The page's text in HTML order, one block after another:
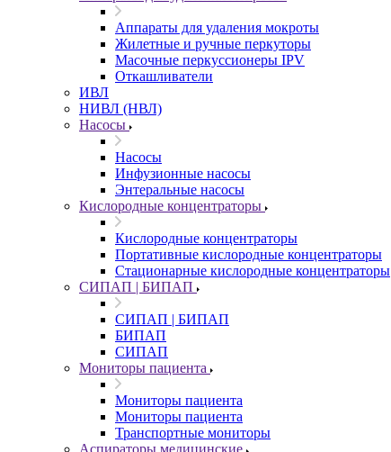
Аппараты для удаления мокроты
Жилетные и ручные перкуторы
Масочные перкуссионеры IPV
Откашливатели
ИВЛ
НИВЛ (НВЛ)
Насосы
Насосы
Инфузионные насосы
Энтеральные насосы
Кислородные концентраторы
Кислородные концентраторы
Портативные кислородные концентраторы
Стационарные кислородные концентраторы
СИПАП | БИПАП
СИПАП | БИПАП
БИПАП
СИПАП
Мониторы пациента
Мониторы пациента
Мониторы пациента
Транспортные мониторы